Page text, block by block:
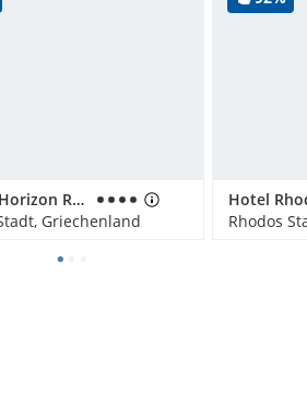
Rhodos Horizon Resort
Griechenland
Rhodos